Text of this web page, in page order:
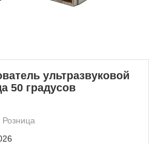
ультразвуковой
50 градусов
Розница